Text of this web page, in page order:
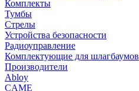
Комплекты
Тумбы
Стрелы
Устройства безопасности
Радиоуправление
Комплектующие для шлагбаумов
Производители
Abloy
CAME